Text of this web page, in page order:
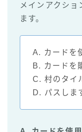
メインアクシ
ます。
A. カードを
B. カードを
C. 村のタイ
D. パスしま